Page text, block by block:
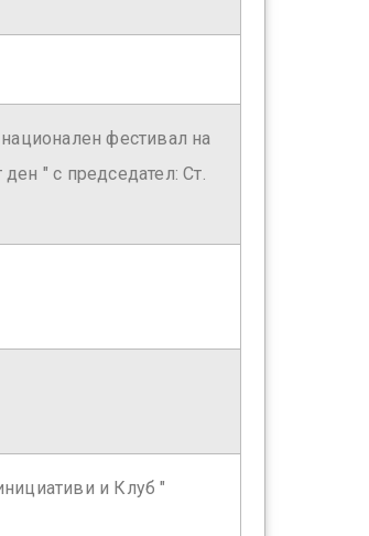
фестивал на
" с председател: Ст.
и Клуб "